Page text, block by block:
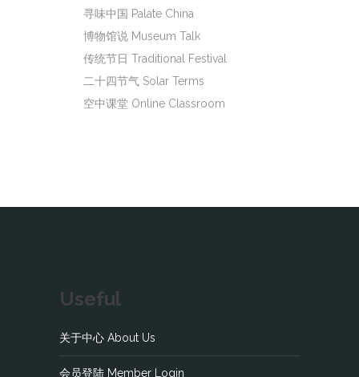
寻味中国 Palate China
博物馆说 Museum Talk
传统节日 Traditional Festival
二十四节气 Solar Terms
空中课堂 Online Classroom
Useful
关于中心 About Us
会员登陆 Member Login